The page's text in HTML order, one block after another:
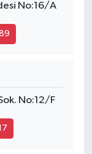
No:16/A
No:12/F